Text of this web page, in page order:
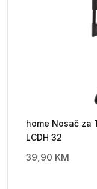
home Nosač za
LCDH 32
39,90 KM